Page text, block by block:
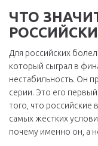
ЧТО
Для российских
который сыграл в
нестабильность. Он
серии. Это его
того, что российские
самых жёстких
почему именно он, а